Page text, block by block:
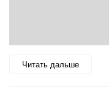
Читать дальше